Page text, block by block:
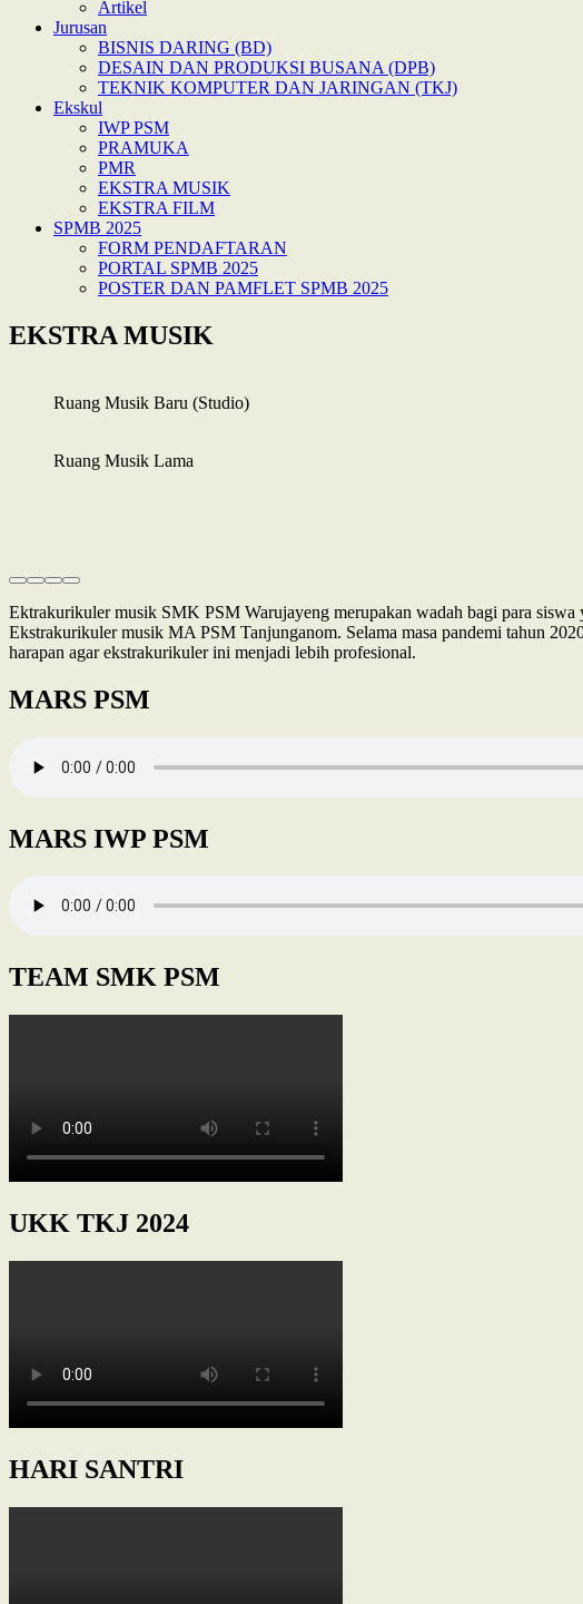
Artikel
Jurusan
BISNIS DARING (BD)
DESAIN DAN PRODUKSI BUSANA (DPB)
TEKNIK KOMPUTER DAN JARINGAN (TKJ)
Ekskul
IWP PSM
PRAMUKA
PMR
EKSTRA MUSIK
EKSTRA FILM
SPMB 2025
FORM PENDAFTARAN
PORTAL SPMB 2025
POSTER DAN PAMFLET SPMB 2025
EKSTRA MUSIK
Ruang Musik Baru (Studio)
Ruang Musik Lama
Ektrakurikuler musik SMK PSM Warujayeng merupakan wadah bagi para
Ekstrakurikuler musik MA PSM Tanjunganom. Selama masa pandemi tahun
harapan agar ekstrakurikuler ini menjadi lebih profesional.
MARS PSM
MARS IWP PSM
TEAM SMK PSM
UKK TKJ 2024
HARI SANTRI